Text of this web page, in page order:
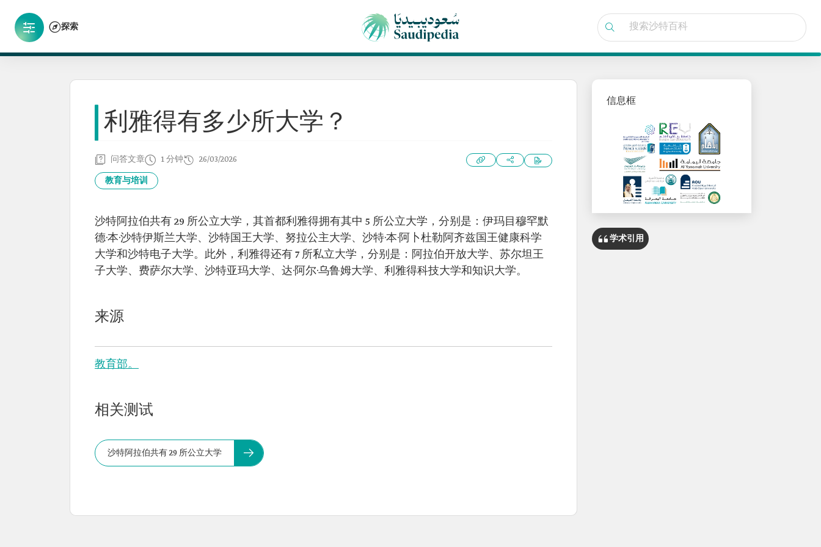
探索
利雅得有多少所大学？
问答文章 1 分钟 26/03/2026
教育与培训
沙特阿拉伯共有 29 所公立大学，其首都利雅得拥有其中 5 所公立大学，分别是：伊玛目穆罕默
德·本·沙特伊斯兰大学、沙特国王大学、努拉公主大学、沙特·本·阿卜杜勒阿齐兹国王健康科学
大学和沙特电子大学。此外，利雅得还有 7 所私立大学，分别是：阿拉伯开放大学、苏尔坦王
子大学、费萨尔大学、沙特亚玛大学、达·阿尔·乌鲁姆大学、利雅得科技大学和知识大学。
来源
教育部。
相关测试
沙特阿拉伯共有 29 所公立大学
信息框
学术引用